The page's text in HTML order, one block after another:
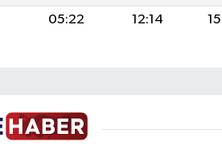
05:22 12:14